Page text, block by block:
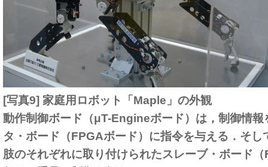
[写真9] 家庭用ロボット「Maple」の外観
動作制御ボード（μT-Engineボード）は，制御情報
タ・ボード（FPGAボード）に指令を与える．そし
肢のそれぞれに取り付けられたスレーブ・ボード